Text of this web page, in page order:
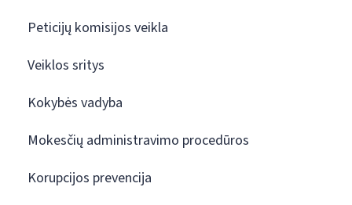
Peticijų komisijos veikla
Veiklos sritys
Kokybės vadyba
Mokesčių administravimo procedūros
Korupcijos prevencija